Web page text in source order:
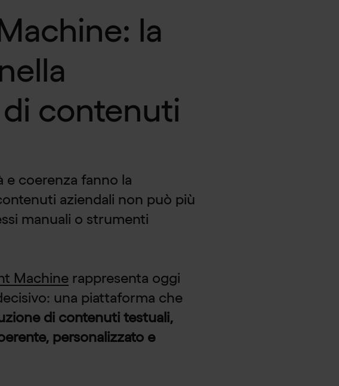
la
contenuti
e coerenza fanno la
aziendali non può più
manuali o strumenti
Machinerappresenta oggi
una piattaforma che
di contenuti testuali,
personalizzato e